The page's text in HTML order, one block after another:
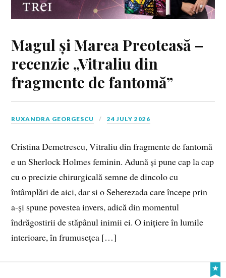
Magul și Marea Preoteasă –
recenzie „Vitraliu din
fragmente de fantomă”
RUXANDRA GEORGESCU 24 JULY 2026
Cristina Demetrescu, Vitraliu din fragmente de fantomă
e un Sherlock Holmes feminin. Adună și pune cap la cap
cu o precizie chirurgicală semne de dincolo cu
întâmplări de aici, dar si o Seherezada care începe prin
a-și spune povestea invers, adică din momentul
îndrăgostirii de stăpânul inimii ei. O inițiere în lumile
interioare, în frumusețea […]